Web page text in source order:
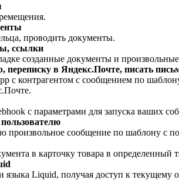
проводить документы.
ссылки
созданные документы и
в Яндекс.Почте, писать
с контрагентом с сообщением по
с параметрами для запуска ваших
произвольное сообщение по шаблону с
в карточку товара в определенный
Liquid, получая доступ к текущему